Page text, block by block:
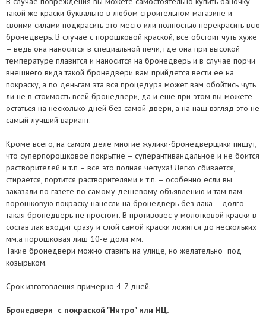
такой же краски буквально в любом строительном магазине и
своими силами подкрасить это место или полностью перекрасить всю
бронедверь. В случае с порошковой краской, все обстоит чуть хуже
– ведь она наносится в специальной печи, где она при высокой
температуре плавится и наносится на бронедверь и в случае порчи
внешнего вида такой бронедвери вам прийдется вести ее на
покраску, а по деньгам эта вся процедура может вам обойтись чуть
ли не в стоимость всей бронедвери, да и еще при этом вы можете
остаться на несколько дней без самой двери, а на наш взгляд это не
самый лучший вариант.
Кроме всего, на самом деле многие жулики-бронедверщики пишут,
что суперпорошковое покрытие – суперантивандальное и не боится
растворителей и т.п – все это полная чепуха! Легко сбивается,
стирается, портится растворителями и т.п. – особенно если вы
заказали по газете по самому дешевому объявлению и там вам
порошковую покраску нанесли на бронедверь без лака – долго
такая бронедверь не простоит. В противовес у молотковой краски в
состав лак входит сразу и слой самой краски ложится до нескольких
мм.а порошковая лиш 10-е доли мм.
Такие бронедвери можно ставить на улице, но желательно под
козырьком.
Срок изготовления примерно 4-7 дней.
Бронедвери с покраской "Нитро" или НЦ.